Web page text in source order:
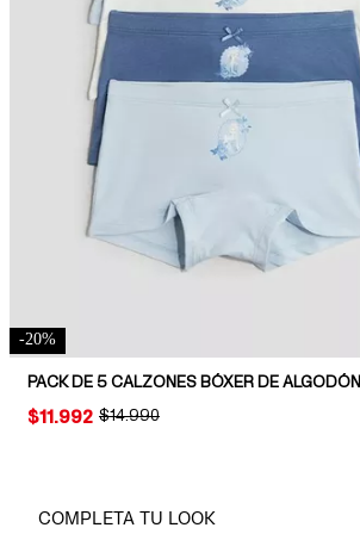
-20%
PACK DE 5 CALZONES BÓXER DE ALGODÓN
ORIGINAL PRICE:
$14.990
PRICE:
$11.992
COMPLETA TU LOOK